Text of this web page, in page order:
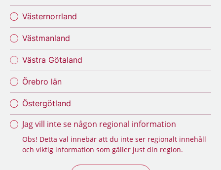
Västernorrland
Västmanland
Västra Götaland
Örebro län
Östergötland
Jag vill inte se någon regional information
Obs! Detta val innebär att du inte ser regionalt innehåll
och viktig information som gäller just din region.